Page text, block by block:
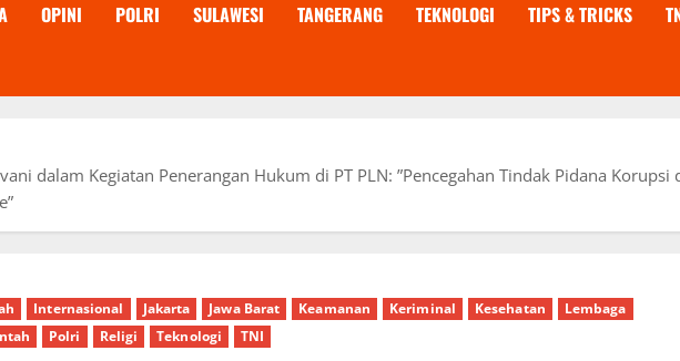
OPINI POLRI SULAWESI TANGERANG TEKNOLOGI TIPS & TRICKS
dalam Kegiatan Penerangan Hukum di PT PLN: ”Pencegahan Tindak Pidana
Internasional Jakarta Jawa Barat Keamanan Keriminal Kesehatan
Lembaga
Polri Religi Teknologi TNI